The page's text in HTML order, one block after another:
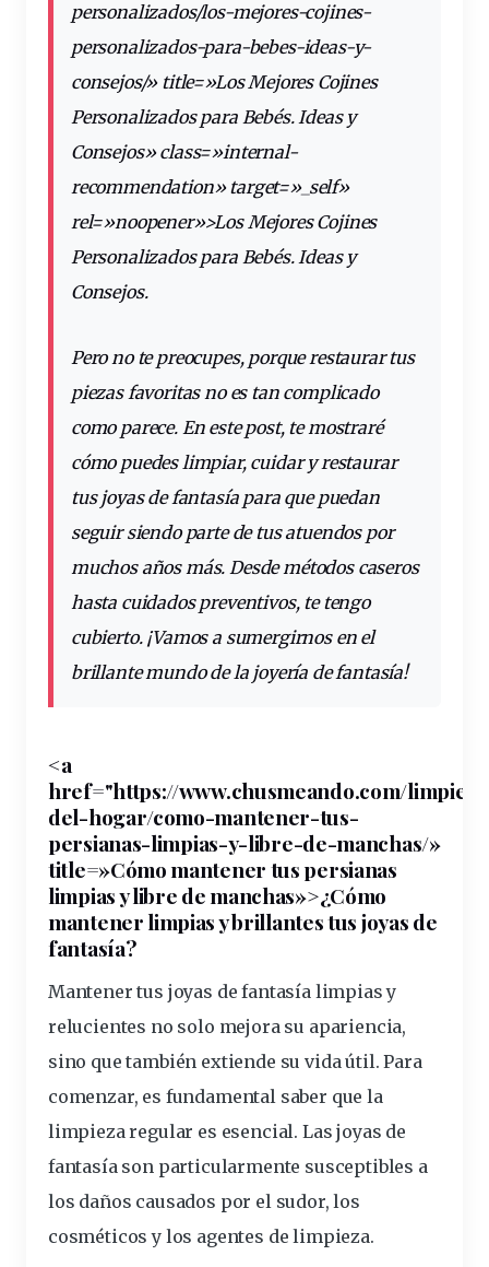
personalizados/los-mejores-cojines-
personalizados-para-bebes-ideas-y-
consejos/» title=»Los Mejores Cojines
Personalizados para Bebés. Ideas y
Consejos» class=»internal-
recommendation» target=»_self»
rel=»noopener»>Los Mejores Cojines
Personalizados para Bebés. Ideas y
Consejos.
Pero no te preocupes, porquerestaurartus
piezas favoritasno es tan complicado
como parece. En estepost, te mostraré
cómo puedeslimpiar, cuidaryrestaurar
tus joyas de fantasíapara que puedan
seguir siendo parte de tus atuendos por
muchos años más. Desde métodos caseros
hasta cuidados preventivos, te tengo
cubierto. ¡Vamos a sumergirnosen el
brillante mundo de la joyería de fantasía!
<a
href="https://www.chusmeando.com/limpieza
del-hogar/como-mantener-tus-
persianas-limpias-y-libre-de-manchas/»
title=»Cómo mantener tus persianas
limpias y libre de manchas»>¿Cómo
mantener limpias ybrillantestus joyas de
fantasía?
Mantener tus joyas de fantasía limpias y
relucientes no solo mejora su apariencia,
sino que también extiende su vida útil. Para
comenzar, es fundamentalsaber quela
limpieza regular es esencial. Las joyas de
fantasía son particularmente susceptibles a
los daños causados por el sudor, los
cosméticos y los agentes de limpieza.